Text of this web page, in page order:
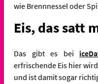
wie Brennnessel oder
Eis, das satt
Das gibt es bei
erfrischende Eis hier
und ist damit sogar